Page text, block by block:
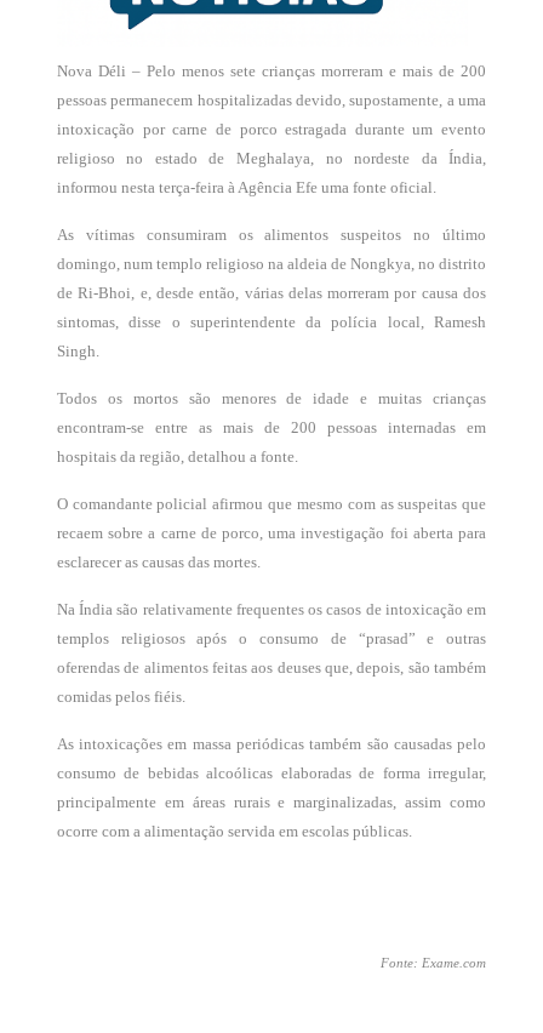
Nova Déli – Pelo menos sete crianças morreram e mais de 200
pessoas permanecem hospitalizadas devido, supostamente, a uma
intoxicação por carne de porco estragada durante um evento
religioso no estado de Meghalaya, no nordeste da Índia,
informou nesta terça-feira à Agência Efe uma fonte oficial.
As vítimas consumiram os alimentos suspeitos no último
domingo, num templo religioso na aldeia de Nongkya, no distrito
de Ri-Bhoi, e, desde então, várias delas morreram por causa dos
sintomas, disse o superintendente da polícia local, Ramesh
Singh.
Todos os mortos são menores de idade e muitas crianças
encontram-se entre as mais de 200 pessoas internadas em
hospitais da região, detalhou a fonte.
O comandante policial afirmou que mesmo com as suspeitas que
recaem sobre a carne de porco, uma investigação foi aberta para
esclarecer as causas das mortes.
Na Índia são relativamente frequentes os casos de intoxicação em
templos religiosos após o consumo de “prasad” e outras
oferendas de alimentos feitas aos deuses que, depois, são também
comidas pelos fiéis.
As intoxicações em massa periódicas também são causadas pelo
consumo de bebidas alcoólicas elaboradas de forma irregular,
principalmente em áreas rurais e marginalizadas, assim como
ocorre com a alimentação servida em escolas públicas.
Fonte: Exame.com